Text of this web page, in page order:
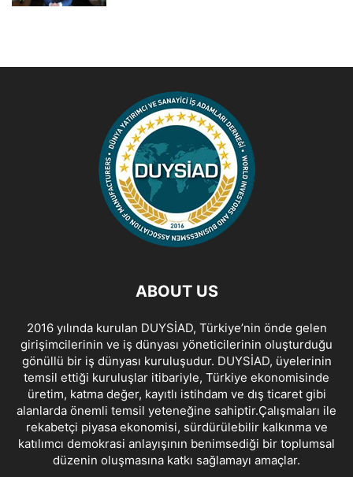
ABOUT US
2016 yılında kurulan DUYSİAD, Türkiye’nin önde gelen
girişimcilerinin ve iş dünyası yöneticilerinin oluşturduğu
gönüllü bir iş dünyası kuruluşudur. DUYSİAD, üyelerinin
temsil ettiği kuruluşlar itibariyle, Türkiye ekonomisinde
üretim, katma değer, kayıtlı istihdam ve dış ticaret gibi
alanlarda önemli temsil yeteneğine sahiptir.Çalışmaları ile
rekabetçi piyasa ekonomisi, sürdürülebilir kalkınma ve
katılımcı demokrasi anlayışının benimsediği bir toplumsal
düzenin oluşmasına katkı sağlamayı amaçlar.